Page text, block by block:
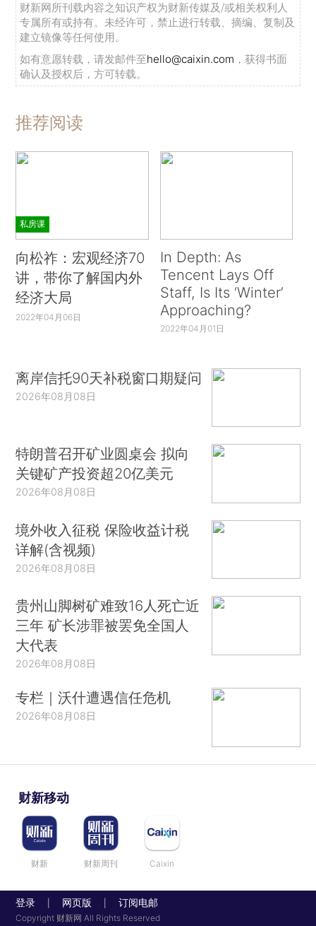
财新网所刊载内容之知识产权为财新传媒及/或相关权利人
专属所有或持有。未经许可，禁止进行转载、摘编、复制及
建立镜像等任何使用。
如有意愿转载，请发邮件至hello@caixin.com ，获得书面
确认及授权后，方可转载。
推荐阅读
私房课
向松祚：宏观经济70
讲，带你了解国内外
经济大局
2022年04月06日
In Depth: As
Tencent Lays Off
Staff, Is Its ‘Winter’
Approaching?
2022年04月01日
离岸信托90天补税窗口期疑问
2026年08月08日
特朗普召开矿业圆桌会 拟向
关键矿产投资超20亿美元
2026年08月08日
境外收入征税 保险收益计税
详解(含视频)
2026年08月08日
贵州山脚树矿难致16人死亡近
三年 矿长涉罪被罢免全国人
大代表
2026年08月08日
专栏｜沃什遭遇信任危机
2026年08月08日
财新移动
财新 财新周刊 Caixin
登录 网页版 订阅电邮
Copyright 财新网 All Rights Reserved